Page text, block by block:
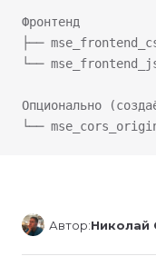
Фронтенд
├──
└──
Опционально
└──
Автор:Николай